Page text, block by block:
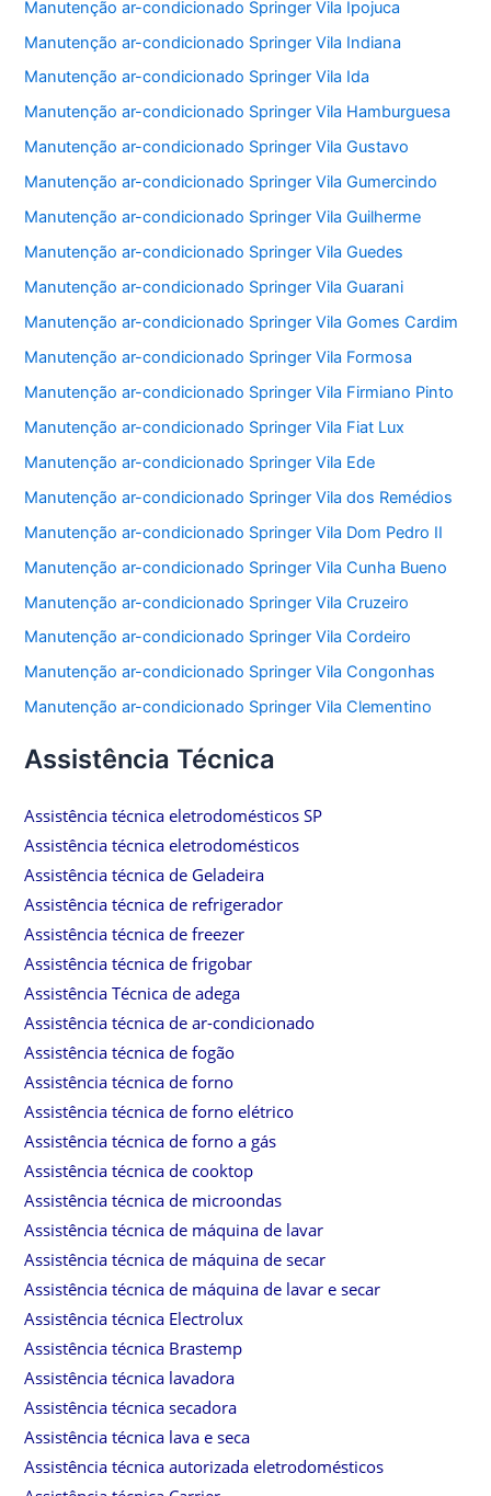
Manutenção ar-condicionado Springer Vila Ipojuca
Manutenção ar-condicionado Springer Vila Indiana
Manutenção ar-condicionado Springer Vila Ida
Manutenção ar-condicionado Springer Vila Hamburguesa
Manutenção ar-condicionado Springer Vila Gustavo
Manutenção ar-condicionado Springer Vila Gumercindo
Manutenção ar-condicionado Springer Vila Guilherme
Manutenção ar-condicionado Springer Vila Guedes
Manutenção ar-condicionado Springer Vila Guarani
Manutenção ar-condicionado Springer Vila Gomes Cardim
Manutenção ar-condicionado Springer Vila Formosa
Manutenção ar-condicionado Springer Vila Firmiano Pinto
Manutenção ar-condicionado Springer Vila Fiat Lux
Manutenção ar-condicionado Springer Vila Ede
Manutenção ar-condicionado Springer Vila dos Remédios
Manutenção ar-condicionado Springer Vila Dom Pedro II
Manutenção ar-condicionado Springer Vila Cunha Bueno
Manutenção ar-condicionado Springer Vila Cruzeiro
Manutenção ar-condicionado Springer Vila Cordeiro
Manutenção ar-condicionado Springer Vila Congonhas
Manutenção ar-condicionado Springer Vila Clementino
Assistência Técnica
Assistência técnica eletrodomésticos SP
Assistência técnica eletrodomésticos
Assistência técnica de Geladeira
Assistência técnica de refrigerador
Assistência técnica de freezer
Assistência técnica de frigobar
Assistência Técnica de adega
Assistência técnica de ar-condicionado
Assistência técnica de fogão
Assistência técnica de forno
Assistência técnica de forno elétrico
Assistência técnica de forno a gás
Assistência técnica de cooktop
Assistência técnica de microondas
Assistência técnica de máquina de lavar
Assistência técnica de máquina de secar
Assistência técnica de máquina de lavar e secar
Assistência técnica Electrolux
Assistência técnica Brastemp
Assistência técnica lavadora
Assistência técnica secadora
Assistência técnica lava e seca
Assistência técnica autorizada eletrodomésticos